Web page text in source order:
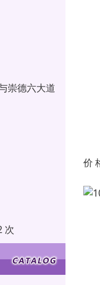
崇德六大道
次
价